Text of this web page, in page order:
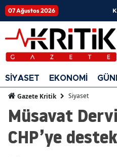
07 Ağustos 2026
SİYASET EKONOMİ
Gazete Kritik Siyaset
Müsavat
CHP’ye